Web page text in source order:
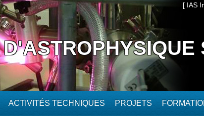
[ IAS
ACTIVITÉS TECHNIQUES PROJETS